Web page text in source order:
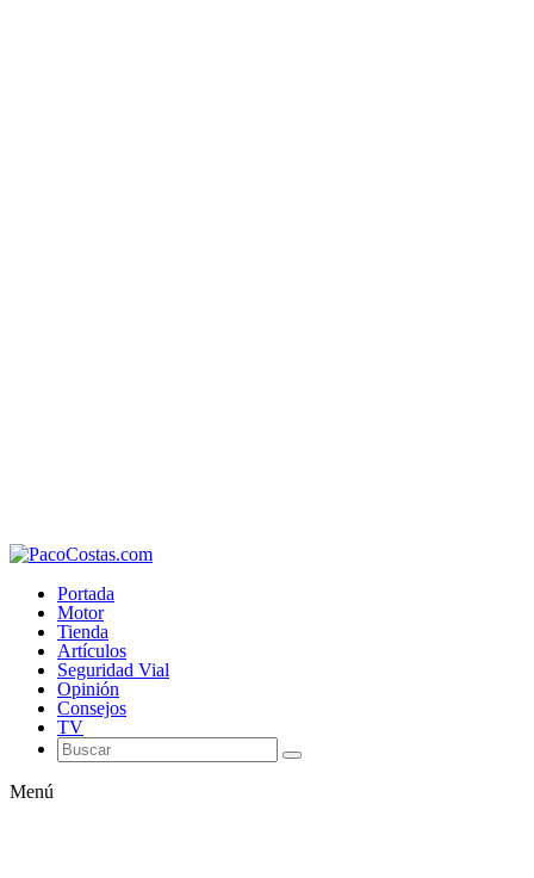
Portada
Motor
Tienda
Artículos
Seguridad Vial
Opinión
Consejos
TV
Menú